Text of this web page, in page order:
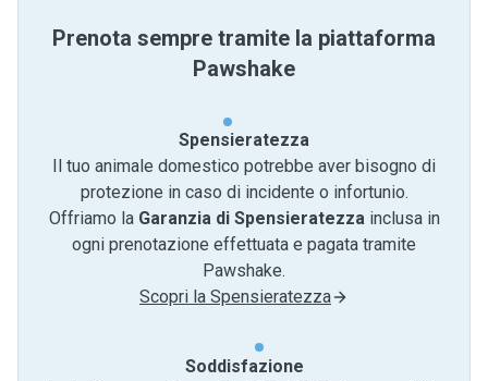
Prenota sempre tramite la piattaforma
Pawshake
Spensieratezza
Il tuo animale domestico potrebbe aver bisogno di
protezione in caso di incidente o infortunio.
Offriamo la Garanzia di Spensieratezzainclusa in
ogni prenotazione effettuata e pagata tramite
Pawshake.
Scopri la Spensieratezza
Soddisfazione